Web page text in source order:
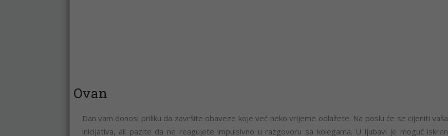
Ovan
Dan vam donosi priliku da završite obaveze koje već neko vrijeme odlažete. Na poslu će se cijeniti vaša
inicijativa, ali pazite da ne reagujete impulsivno u razgovoru sa kolegama. U ljubavi je moguć iskren